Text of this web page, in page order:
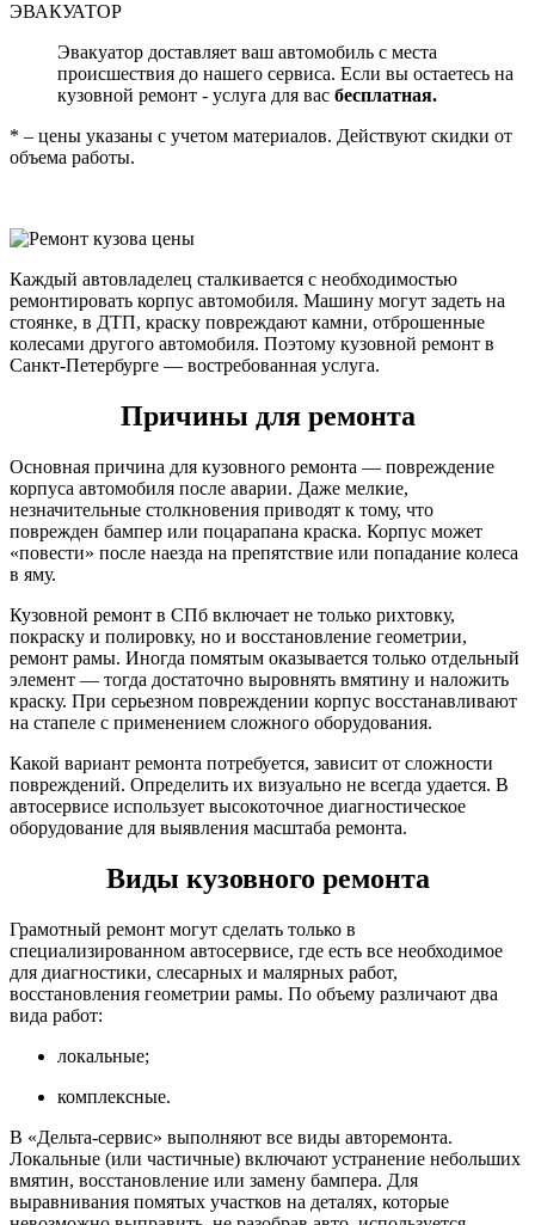
ЭВАКУАТОР
Эвакуатор доставляет ваш автомобиль с места
происшествия до нашего сервиса. Если вы остаетесь на
кузовной ремонт - услуга для вас бесплатная.
* – цены указаны с учетом материалов. Действуют скидки от
объема работы.
Каждый автовладелец сталкивается с необходимостью
ремонтировать корпус автомобиля. Машину могут задеть на
стоянке, в ДТП, краску повреждают камни, отброшенные
колесами другого автомобиля. Поэтому кузовной ремонт в
Санкт-Петербурге — востребованная услуга.
Причины для ремонта
Основная причина для кузовного ремонта — повреждение
корпуса автомобиля после аварии. Даже мелкие,
незначительные столкновения приводят к тому, что
поврежден бампер или поцарапана краска. Корпус может
«повести» после наезда на препятствие или попадание колеса
в яму.
Кузовной ремонт в СПб включает не только рихтовку,
покраску и полировку, но и восстановление геометрии,
ремонт рамы. Иногда помятым оказывается только отдельный
элемент — тогда достаточно выровнять вмятину и наложить
краску. При серьезном повреждении корпус восстанавливают
на стапеле с применением сложного оборудования.
Какой вариант ремонта потребуется, зависит от сложности
повреждений. Определить их визуально не всегда удается. В
автосервисе использует высокоточное диагностическое
оборудование для выявления масштаба ремонта.
Виды кузовного ремонта
Грамотный ремонт могут сделать только в
специализированном автосервисе, где есть все необходимое
для диагностики, слесарных и малярных работ,
восстановления геометрии рамы. По объему различают два
вида работ:
локальные;
комплексные.
В «Дельта-сервис» выполняют все виды авторемонта.
Локальные (или частичные) включают устранение небольших
вмятин, восстановление или замену бампера. Для
выравнивания помятых участков на деталях, которые